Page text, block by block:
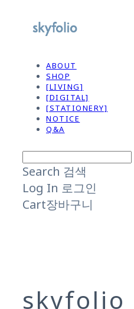
ABOUT
SHOP
[LIVING]
[DIGITAL]
[STATIONERY]
NOTICE
Q&A
Search 검색
Log In 로그인
Cart장바구니
skyfolio